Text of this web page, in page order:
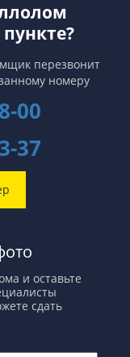
перезвонит
номеру
00
37
и оставьте
сдать